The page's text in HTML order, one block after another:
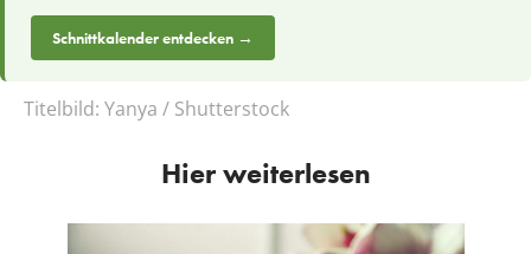
Schnittkalender entdecken →
Titelbild: Yanya / Shutterstock
Hier weiterlesen